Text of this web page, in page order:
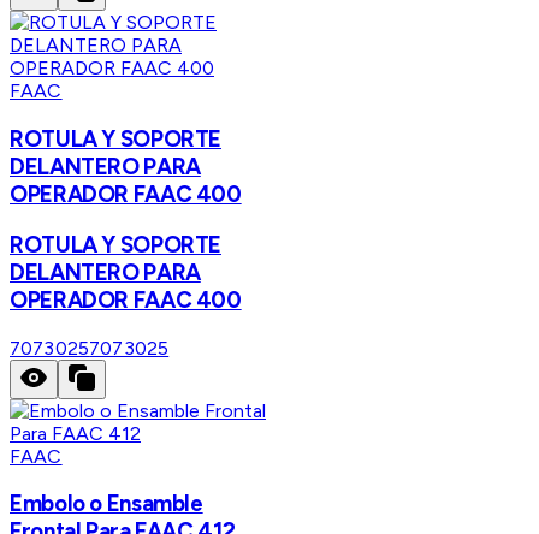
FAAC
ROTULA Y SOPORTE
DELANTERO PARA
OPERADOR FAAC 400
ROTULA Y SOPORTE
DELANTERO PARA
OPERADOR FAAC 400
70730257073025
FAAC
Embolo o Ensamble